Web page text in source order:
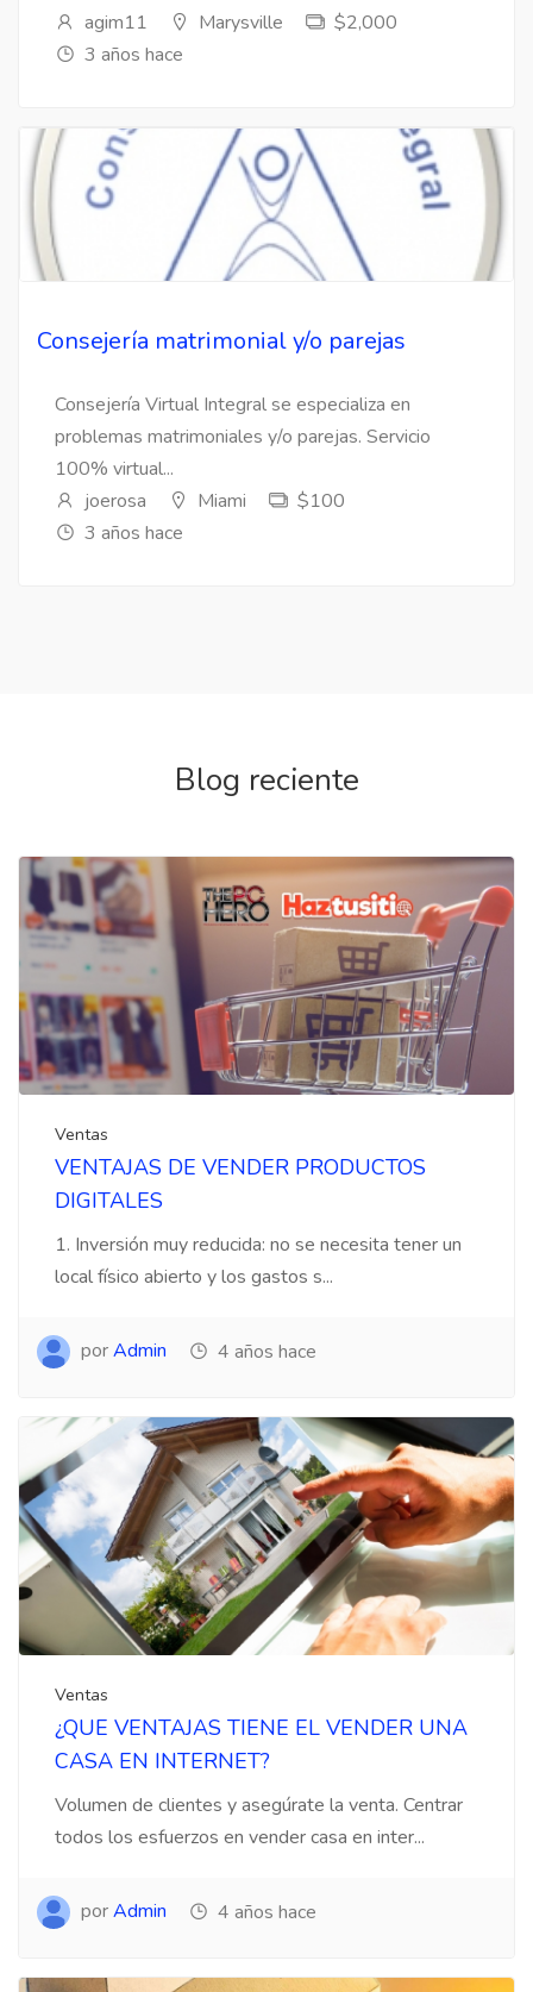
agim11
Marysville
$2,000
3 años hace
Consejería matrimonial y/o parejas
Consejería Virtual Integral se especializa en
problemas matrimoniales y/o parejas. Servicio
100% virtual...
joerosa
Miami
$100
3 años hace
Blog reciente
Ventas
VENTAJAS DE VENDER PRODUCTOS
DIGITALES
1. Inversión muy reducida: no se necesita tener un
local físico abierto y los gastos s...
porAdmin 4 años hace
Ventas
¿QUE VENTAJAS TIENE EL VENDER UNA
CASA EN INTERNET?
Volumen de clientes y asegúrate la venta. Centrar
todos los esfuerzos en vender casa en inter...
porAdmin 4 años hace